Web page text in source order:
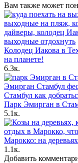
Вам также может
Колодец Иакова в
на планете!
6.3к.
Парк Эмирган в
5.1к.
Марокко: на
1.1к.
Добавить